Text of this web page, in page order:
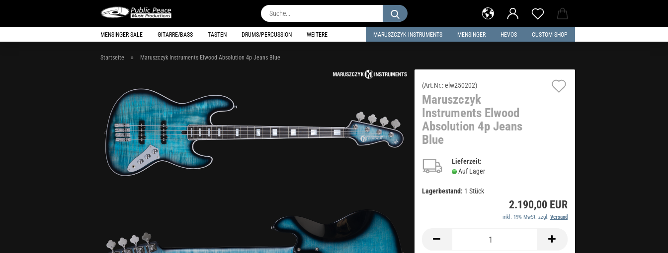
Suche...
MENSINGER SALE GITARRE/BASS TASTEN DRUMS/PERCUSSION MARUSZCZYK INSTRUMENTS MENSINGER HEVOS CUSTOM SHOP
WEITERE
Startseite » Maruszczyk Instruments Elwood Absolution 4p Jeans Blue
(Art.Nr.:elw250202)
Maruszczyk
Instruments Elwood
Absolution 4p Jeans
Blue
Lieferzeit:
Auf Lager
Lagerbestand: 1 Stück
2.190,00 EUR
inkl. 19% MwSt. zzgl. Versand